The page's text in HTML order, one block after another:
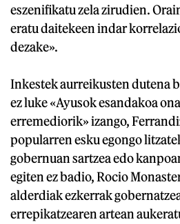
eszenifikatu zela zirudien.
eratu daitekeen indar
dezake».
Inkestek aurreikusten dutena
ez luke «Ayusok esandakoa
erremediorik» izango,
popularren esku egongo
gobernuan sartzea edo
egiten ez badio, Rocio
alderdiak ezkerrak
errepikatzearen artean